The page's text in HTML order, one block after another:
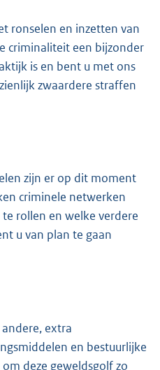
ronselen en inzetten van
criminaliteit een bijzonder
is en bent u met ons
zwaardere straffen
zijn er op dit moment
criminele netwerken
rollen en welke verdere
u van plan te gaan
extra
en bestuurlijke
deze geweldsgolf zo